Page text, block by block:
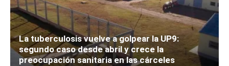
La tuberculosis vuelve a golpear la UP9:
segundo caso desde abril y crece la
preocupación sanitaria en las cárceles